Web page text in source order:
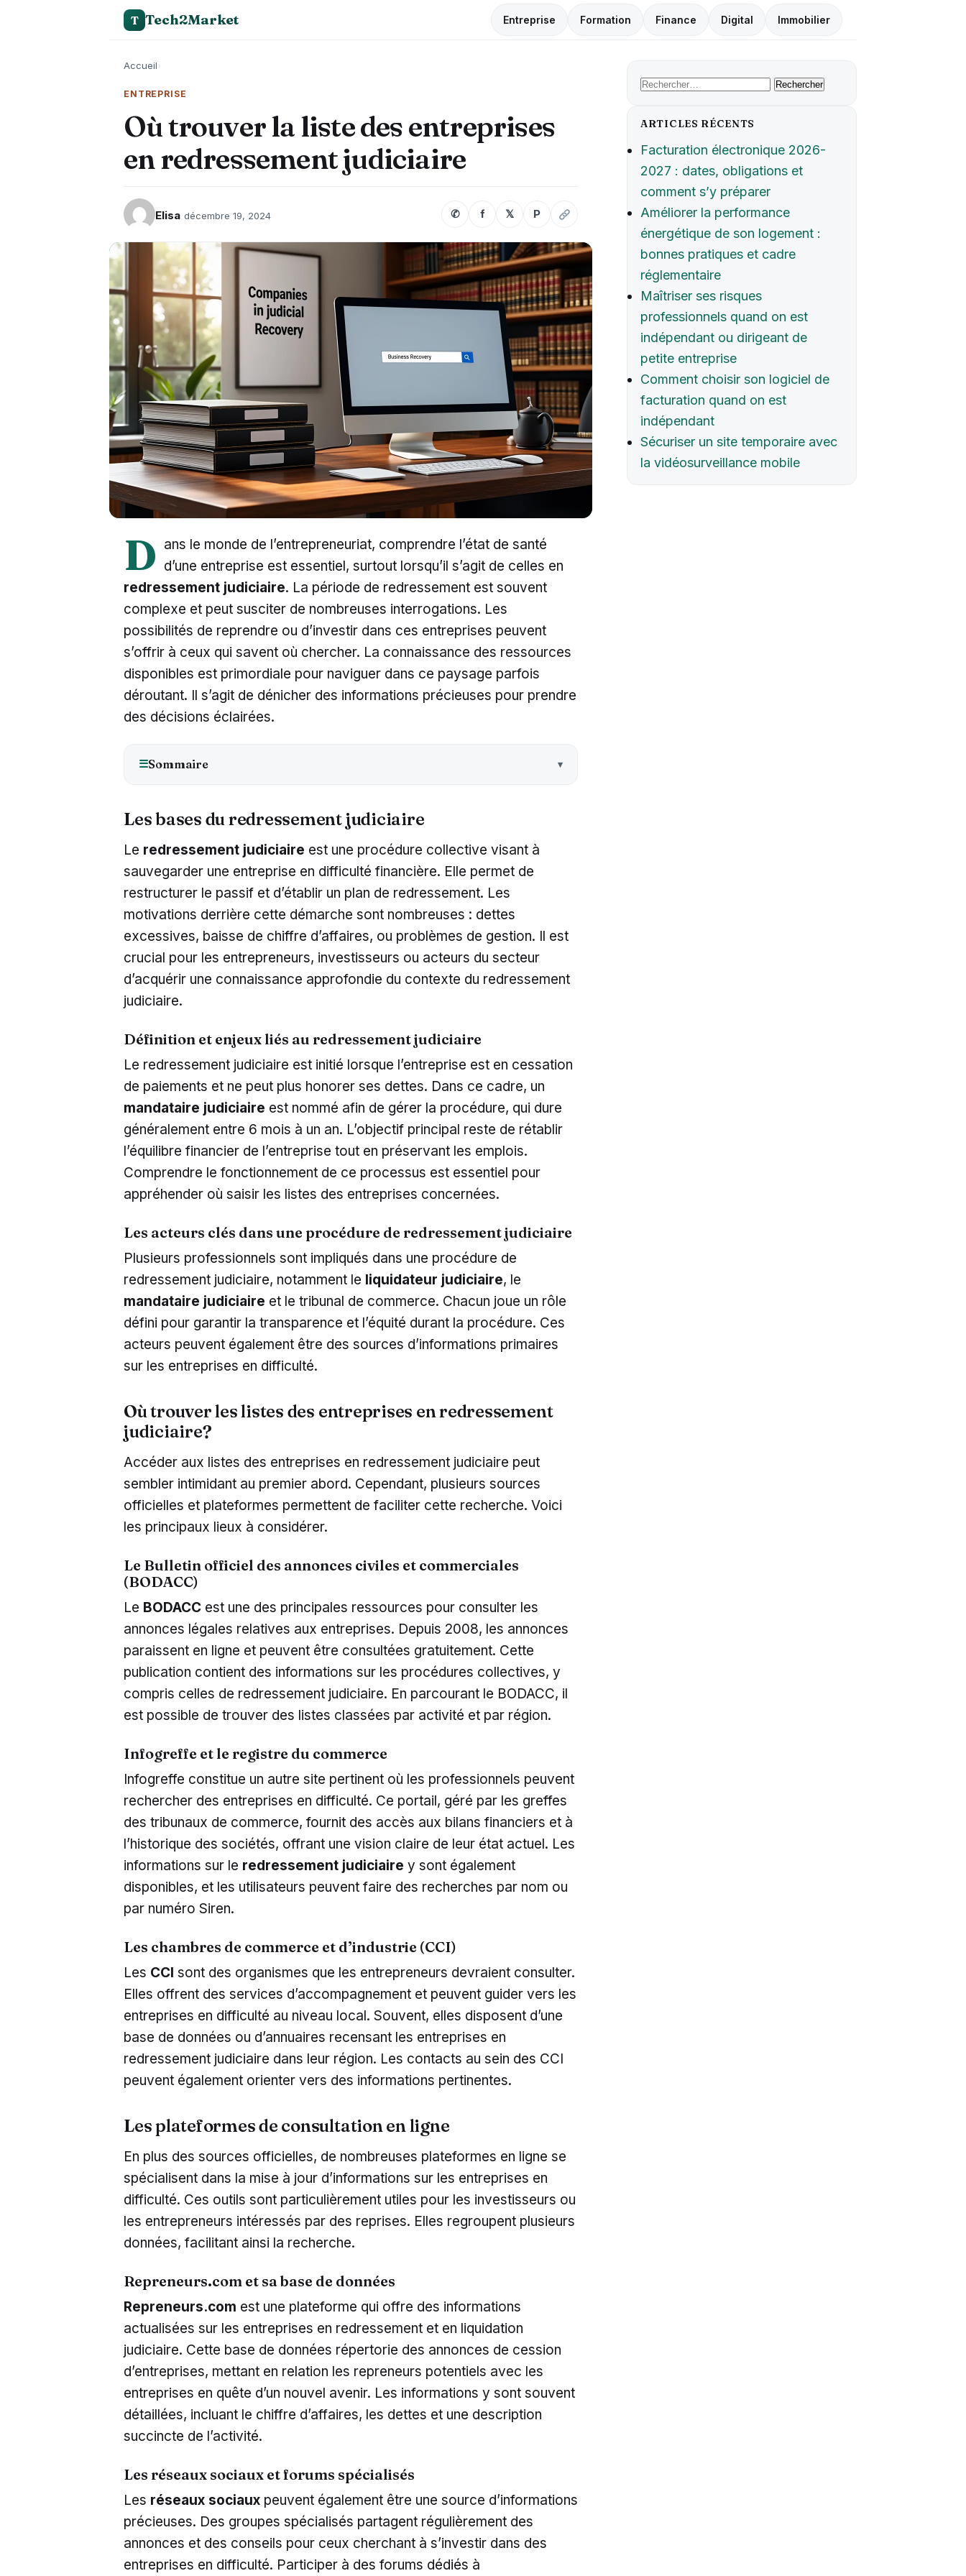
T Tech2Market Entreprise Formation Finance Digital Immobilier
Accueil›
ENTREPRISE
Où trouver la liste des entreprises
en redressement judiciaire
Elisa décembre 19, 2024 ✆ f 𝕏 P
D ans le monde de l’entrepreneuriat, comprendre l’état de santé
d’une entreprise est essentiel, surtout lorsqu’il s’agit de celles en
redressement judiciaire. La période de redressement est souvent
complexe et peut susciter de nombreuses interrogations. Les
possibilités de reprendre ou d’investir dans ces entreprises peuvent
s’offrir à ceux qui savent où chercher. La connaissance des ressources
disponibles est primordiale pour naviguer dans ce paysage parfois
déroutant. Il s’agit de dénicher des informations précieuses pour prendre
des décisions éclairées.
☰Sommaire
Les bases du redressement judiciaire
Le redressement judiciaire est une procédure collective visant à
sauvegarder une entreprise en difficulté financière. Elle permet de
restructurer le passif et d’établir un plan de redressement. Les
motivations derrière cette démarche sont nombreuses : dettes
excessives, baisse de chiffre d’affaires, ou problèmes de gestion. Il est
crucial pour les entrepreneurs, investisseurs ou acteurs du secteur
d’acquérir une connaissance approfondie du contexte du redressement
judiciaire.
Définition et enjeux liés au redressement judiciaire
Le redressement judiciaire est initié lorsque l’entreprise est en cessation
de paiements et ne peut plus honorer ses dettes. Dans ce cadre, un
mandataire judiciaire est nommé afin de gérer la procédure, qui dure
généralement entre 6 mois à un an. L’objectif principal reste de rétablir
l’équilibre financier de l’entreprise tout en préservant les emplois.
Comprendre le fonctionnement de ce processus est essentiel pour
appréhender où saisir les listes des entreprises concernées.
Les acteurs clés dans une procédure de redressement judiciaire
Plusieurs professionnels sont impliqués dans une procédure de
redressement judiciaire, notamment le liquidateur judiciaire, le
mandataire judiciaire et le tribunal de commerce. Chacun joue un rôle
défini pour garantir la transparence et l’équité durant la procédure. Ces
acteurs peuvent également être des sources d’informations primaires
sur les entreprises en difficulté.
Où trouver les listes des entreprises en redressement
judiciaire?
Accéder aux listes des entreprises en redressement judiciaire peut
sembler intimidant au premier abord. Cependant, plusieurs sources
officielles et plateformes permettent de faciliter cette recherche. Voici
les principaux lieux à considérer.
Le Bulletin officiel des annonces civiles et commerciales
(BODACC)
Le BODACC est une des principales ressources pour consulter les
annonces légales relatives aux entreprises. Depuis 2008, les annonces
paraissent en ligne et peuvent être consultées gratuitement. Cette
publication contient des informations sur les procédures collectives, y
compris celles de redressement judiciaire. En parcourant le BODACC, il
est possible de trouver des listes classées par activité et par région.
Infogreffe et le registre du commerce
Infogreffe constitue un autre site pertinent où les professionnels peuvent
rechercher des entreprises en difficulté. Ce portail, géré par les greffes
des tribunaux de commerce, fournit des accès aux bilans financiers et à
l’historique des sociétés, offrant une vision claire de leur état actuel. Les
informations sur le redressement judiciaire y sont également
disponibles, et les utilisateurs peuvent faire des recherches par nom ou
par numéro Siren.
Les chambres de commerce et d’industrie (CCI)
Les CCI sont des organismes que les entrepreneurs devraient consulter.
Elles offrent des services d’accompagnement et peuvent guider vers les
entreprises en difficulté au niveau local. Souvent, elles disposent d’une
base de données ou d’annuaires recensant les entreprises en
redressement judiciaire dans leur région. Les contacts au sein des CCI
peuvent également orienter vers des informations pertinentes.
Les plateformes de consultation en ligne
En plus des sources officielles, de nombreuses plateformes en ligne se
spécialisent dans la mise à jour d’informations sur les entreprises en
difficulté. Ces outils sont particulièrement utiles pour les investisseurs ou
les entrepreneurs intéressés par des reprises. Elles regroupent plusieurs
données, facilitant ainsi la recherche.
Repreneurs.com et sa base de données
Repreneurs.com est une plateforme qui offre des informations
actualisées sur les entreprises en redressement et en liquidation
judiciaire. Cette base de données répertorie des annonces de cession
d’entreprises, mettant en relation les repreneurs potentiels avec les
entreprises en quête d’un nouvel avenir. Les informations y sont souvent
détaillées, incluant le chiffre d’affaires, les dettes et une description
succincte de l’activité.
Les réseaux sociaux et forums spécialisés
Les réseaux sociaux peuvent également être une source d’informations
précieuses. Des groupes spécialisés partagent régulièrement des
annonces et des conseils pour ceux cherchant à s’investir dans des
entreprises en difficulté. Participer à des forums dédiés à
Rechercher :
ARTICLES RÉCENTS
Facturation électronique 2026-
2027 : dates, obligations et
comment s’y préparer
Améliorer la performance
énergétique de son logement :
bonnes pratiques et cadre
réglementaire
Maîtriser ses risques
professionnels quand on est
indépendant ou dirigeant de
petite entreprise
Comment choisir son logiciel de
facturation quand on est
indépendant
Sécuriser un site temporaire avec
la vidéosurveillance mobile